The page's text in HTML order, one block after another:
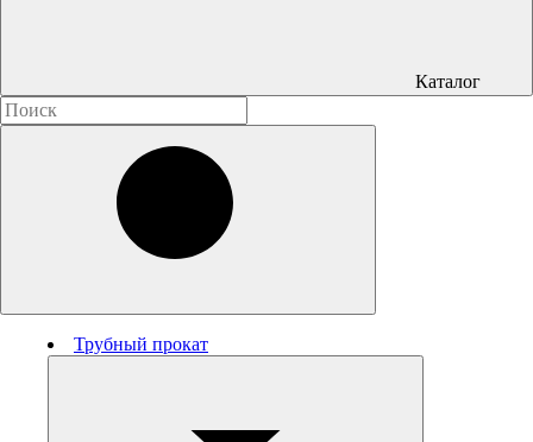
Каталог
Трубный прокат